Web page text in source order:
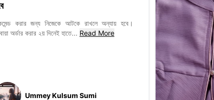
করার জন্য নিজেকে আটকে রাখলে অন্যায় হবে।
অর্ডার করার ২য় দিনেই হাতে... Read More
Ummey Kulsum Sumi